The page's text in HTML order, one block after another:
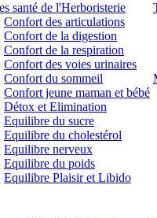
santé de l'Herboristerie
Confort des articulations
Confort de la digestion
Confort de la respiration
Confort des voies urinaires
Confort du sommeil
Confort jeune maman et bébé
Détox et Elimination
Equilibre du sucre
Equilibre du cholestérol
Equilibre nerveux
Equilibre du poids
Equilibre Plaisir et Libido